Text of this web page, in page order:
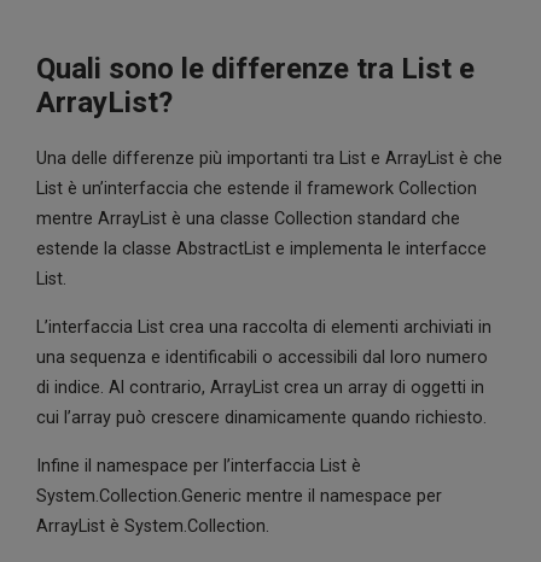
Quali sono le differenze tra List e
ArrayList?
Una delle differenze più importanti tra List e ArrayList è che
List è un’interfaccia che estende il framework Collection
mentre ArrayList è una classe Collection standard che
estende la classe AbstractList e implementa le interfacce
List.
L’interfaccia List crea una raccolta di elementi archiviati in
una sequenza e identificabili o accessibili dal loro numero
di indice. Al contrario, ArrayList crea un array di oggetti in
cui l’array può crescere dinamicamente quando richiesto.
Infine il namespace per l’interfaccia List è
System.Collection.Generic mentre il namespace per
ArrayList è System.Collection.